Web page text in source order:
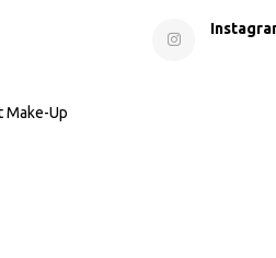
Make-Up